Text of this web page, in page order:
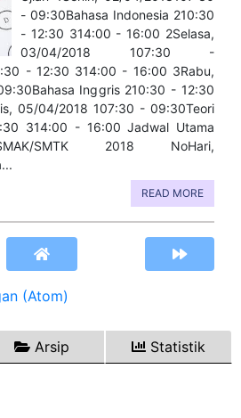
- 09:30Bahasa Indonesia 210:30
- 12:30 314:00 - 16:00 2Selasa,
03/04/2018 107:30 -
- 12:30 314:00 - 16:00 3Rabu,
Inggris 210:30 - 12:30
05/04/2018 107:30 - 09:30Teori
314:00 - 16:00 Jadwal Utama
SMTK 2018 NoHari,
READ MORE
(Atom)
Arsip Statistik